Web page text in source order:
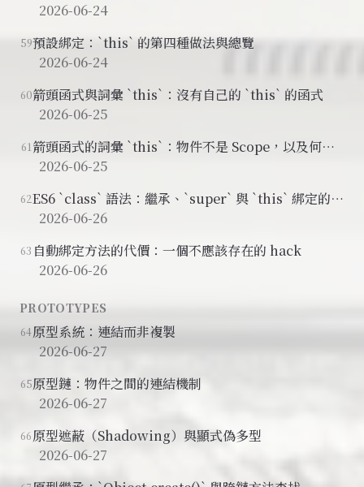
2026-06-24
59預設綁定：`this` 的第四種做法與總覽
2026-06-24
60箭頭函式與詞彙 `this`：沒有自己的 `this` 的函式
2026-06-25
61 箭頭函式的詞彙 `this`：物件不是 Scope，以及何時
該用箭頭函式
2026-06-25
62ES6 `class` 語法：繼承、`super` 與 `this` 綁定的陷
阱
2026-06-26
63 自動綁定方法的代價：一個不應該存在的 hack
2026-06-26
PROTOTYPES
64原型系統：連結而非複製
2026-06-27
65原型鏈：物件之間的連結機制
2026-06-27
66原型遮蔽（Shadowing）與顯式偽多型
2026-06-27